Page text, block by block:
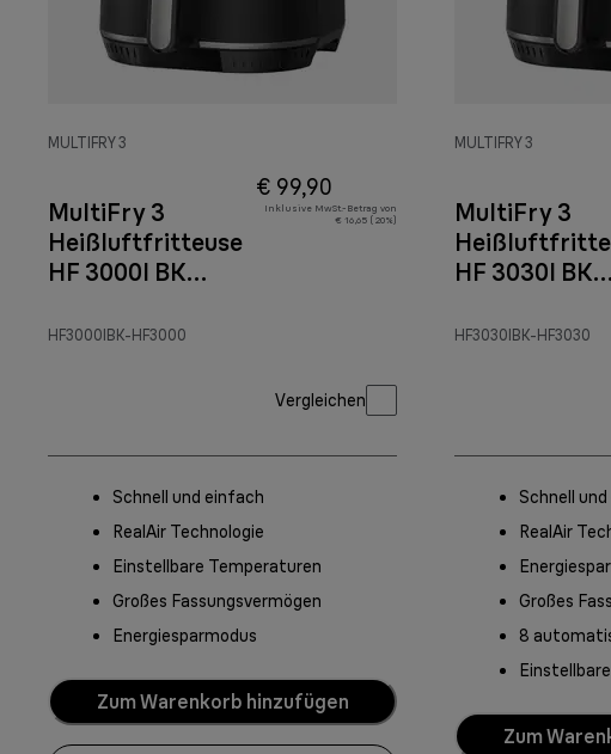
MULTIFRY 3
MultiFry 3
Heißluftfritteuse
HF 3000I BK
HF3000IBK-HF3000
€ 99,90
Inklusive MwSt.-Betrag von
€ 16,65 ( 20%)
Vergleichen
Schnell und einfach
RealAir Technologie
Einstellbare Temperaturen
Großes Fassungsvermögen
Energiesparmodus
Zum Warenkorb hinzufügen
MULTIFRY 3
MultiFry 3
HF 3030I BK
HF3030IBK-HF3030
Schnell
RealAir
Großes
8
Zum